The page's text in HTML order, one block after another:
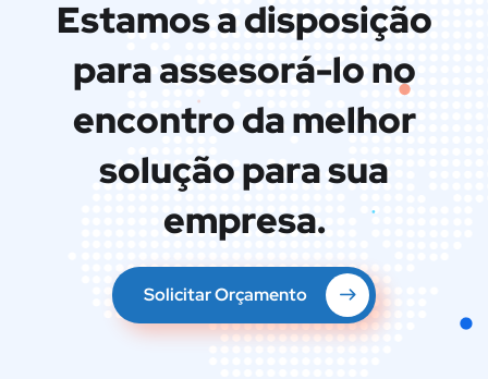
Estamos a disposição
para assesorá-lo no
encontro da melhor
solução para sua
empresa.
Solicitar Orçamento